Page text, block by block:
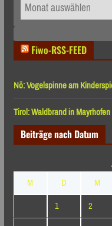
nach
Fiwo-RSS-FEED
Nö: Vogelspinne am
Tirol: Waldbrand in
Beiträge nach Datum
M
D M
1
2